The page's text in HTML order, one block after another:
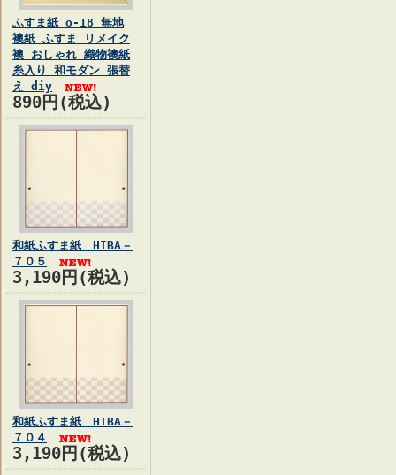
ふすま紙 o-18 無地
襖紙 ふすま リメイク
襖 おしゃれ 織物襖紙
糸入り 和モダン 張替
え diy
890円(税込)
和紙ふすま紙 HIBA－
７０５
3,190円(税込)
和紙ふすま紙 HIBA－
７０４
3,190円(税込)